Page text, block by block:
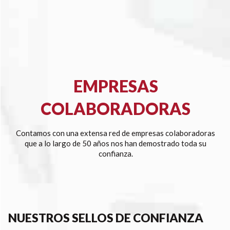
EMPRESAS
COLABORADORAS
Contamos con una extensa red de empresas colaboradoras
que a lo largo de 50 años nos han demostrado toda su
confianza.
NUESTROS SELLOS DE CONFIANZA